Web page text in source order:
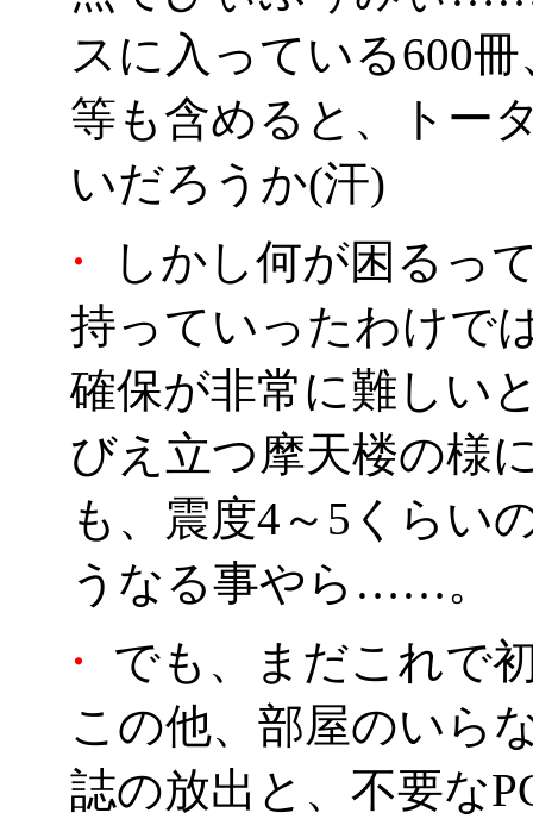
スに入っている600
等も含めると、トー
いだろうか(汗)
・
しかし何が困るっ
持っていったわけで
確保が非常に難しい
びえ立つ摩天楼の様
も、震度4～5くらい
うなる事やら……。
・
でも、まだこれで
この他、部屋のいら
誌の放出と、不要な